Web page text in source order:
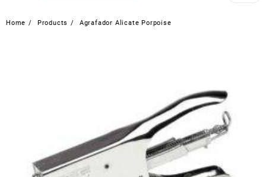
Home Products Agrafador Alicate Porpoise